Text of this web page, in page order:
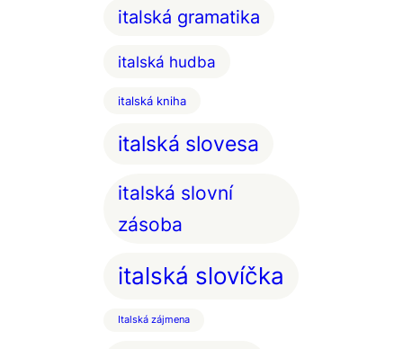
italská gramatika
italská hudba
italská kniha
italská slovesa
italská slovní
zásoba
italská slovíčka
Italská zájmena